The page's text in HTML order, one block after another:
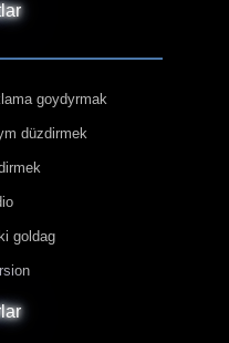
goydyrmak
düzdirmek
goldag